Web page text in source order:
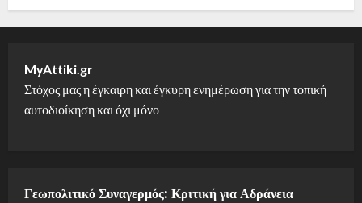
MyAttiki.gr
Στόχος μας η έγκαιρη και έγκυρη ενημέρωση για την τοπική
αυτοδιοίκηση και όχι μόνο
Γεωπολιτικό Συναγερμός: Κριτική για Αδράνεια